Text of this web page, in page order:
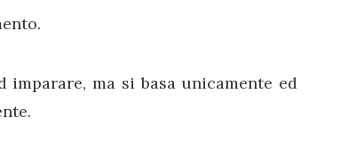
ma si basa unicamente ed